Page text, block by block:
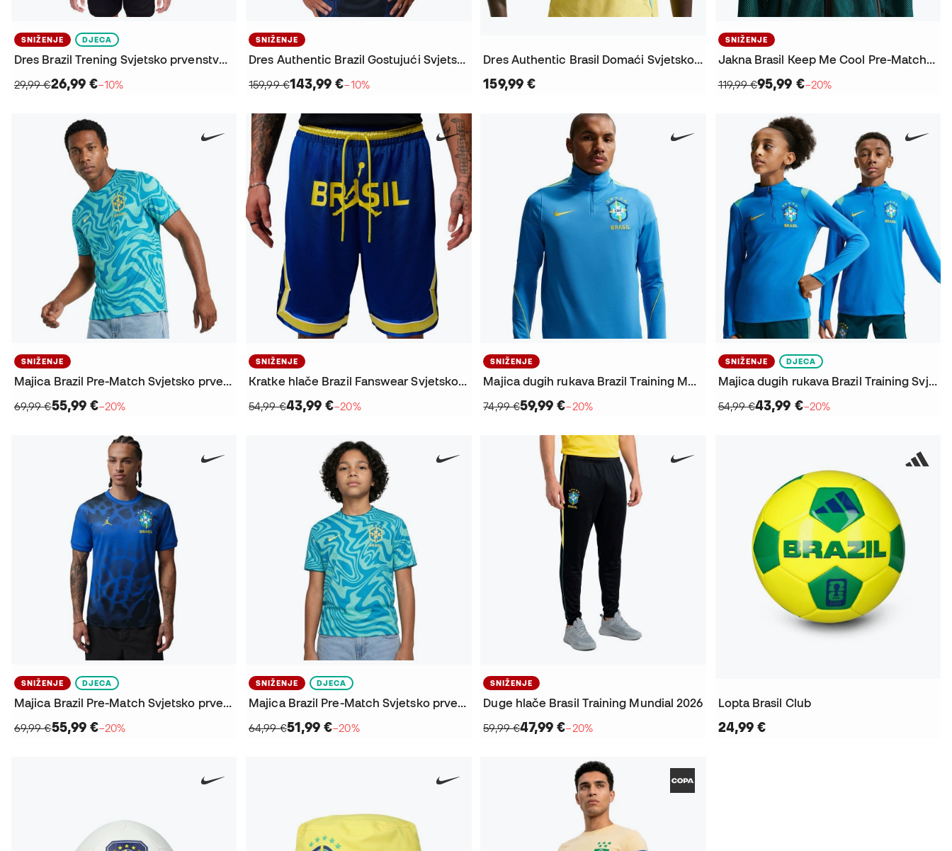
SNIŽENJE DJECA
Dres Brazil Trening Svjetsko prvenstvo 2026 Djeca
29,99 €26,99 €−10%
SNIŽENJE
Dres Authentic Brazil Gostujući Svjetsko prvenstvo 2026
159,99 €143,99 €−10%
Dres Authentic Brasil Domaći Svjetsko prvenstvo 2026
159,99 €
SNIŽENJE
Jakna Brasil Keep Me Cool Pre-Match Mundial 2026
119,99 €95,99 €−20%
SNIŽENJE
Majica Brazil Pre-Match Svjetsko prvenstvo 2026
69,99 €55,99 €−20%
SNIŽENJE
Kratke hlače Brazil Fanswear Svjetsko prvenstvo 2026
54,99 €43,99 €−20%
SNIŽENJE
Majica dugih rukava Brazil Training Mundial 2026
74,99 €59,99 €−20%
SNIŽENJE DJECA
Majica dugih rukava Brazil Training Svjetsko prvenstvo 2026 Djeca
54,99 €43,99 €−20%
SNIŽENJE DJECA
Majica Brazil Pre-Match Svjetsko prvenstvo 2026
69,99 €55,99 €−20%
SNIŽENJE DJECA
Majica Brazil Pre-Match Svjetsko prvenstvo 2026 Djeca
64,99 €51,99 €−20%
SNIŽENJE
Duge hlače Brasil Training Mundial 2026
59,99 €47,99 €−20%
Lopta Brasil Club
24,99 €